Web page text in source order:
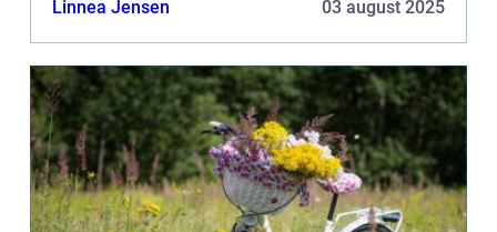
Linnea Jensen 03 august 2025